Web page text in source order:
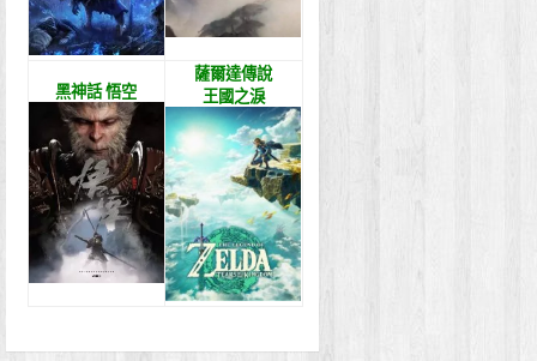
黑神話 悟空
薩爾達傳說
王國之淚